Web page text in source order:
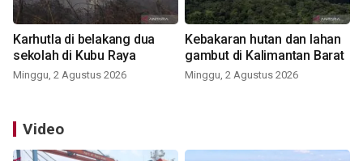
Karhutla di belakang dua
sekolah di Kubu Raya
Minggu, 2 Agustus 2026
Kebakaran hutan dan lahan
gambut di Kalimantan Barat
Minggu, 2 Agustus 2026
Video